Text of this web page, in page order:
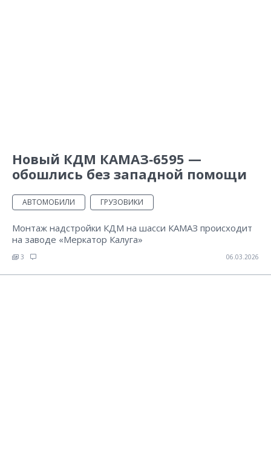
Новый КДМ КАМАЗ‑6595 —
обошлись без западной помощи
АВТОМОБИЛИ ГРУЗОВИКИ
Монтаж надстройки КДМ на шасси КАМАЗ происходит
на заводе «Меркатор Калуга»
3 06.03.2026